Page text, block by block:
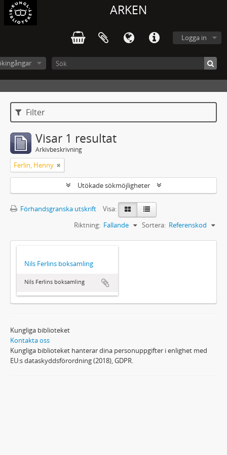
ARKEN
Logga in
Filter
Visar 1 resultat
Arkivbeskrivning
Ferlin, Henny
Utökade sökmöjligheter
Förhandsgranska utskrift
Visa:
Sortera: Referenskod
Riktning: Fallande
Nils Ferlins boksamling
Nils Ferlins boksamling
Kungliga biblioteket
Kontakta oss
Kungliga biblioteket hanterar dina personuppgifter i enlighet med
EU:s dataskyddsförordning (2018), GDPR.